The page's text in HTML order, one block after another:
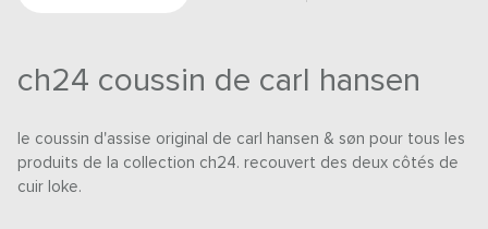
ch24 coussin de carl hansen
le coussin d'assise original de carl hansen & søn pour tous les
produits de la collection ch24. recouvert des deux côtés de
cuir loke.